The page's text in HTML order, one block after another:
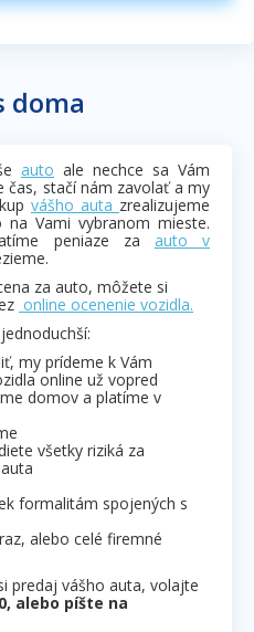
doma
auto ale nechce sa Vám
čas, stačí nám zavolať a my
vášho auta zrealizujeme
Vami vybranom mieste.
peniaze za auto v
za auto, môžete si
online ocenenie vozidla.
my prídeme k Vám
online už vopred
domov a platíme v
všetky riziká za
formalitám spojených s
alebo celé firemné
predaj vášho auta, volajte
alebo píšte na